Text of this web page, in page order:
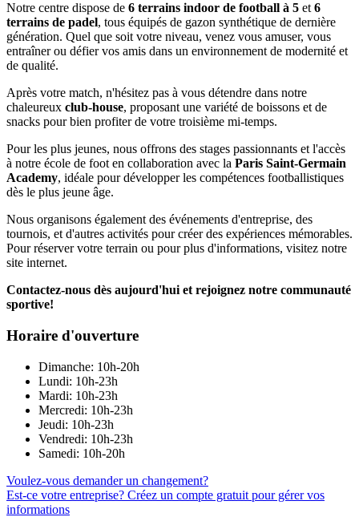
Notre centre dispose de 6 terrains indoor de football à 5 et6
terrains de padel, tous équipés de gazon synthétique de dernière
génération. Quel que soit votre niveau, venez vous amuser, vous
entraîner ou défier vos amis dans un environnement de modernité et
de qualité.
Après votre match, n'hésitez pas à vous détendre dans notre
chaleureux club-house, proposant une variété de boissons et de
snacks pour bien profiter de votre troisième mi-temps.
Pour les plus jeunes, nous offrons des stages passionnants et l'accès
à notre école de foot en collaboration avec la Paris Saint-Germain
Academy, idéale pour développer les compétences footballistiques
dès le plus jeune âge.
Nous organisons également des événements d'entreprise, des
tournois, et d'autres activités pour créer des expériences mémorables.
Pour réserver votre terrain ou pour plus d'informations, visitez notre
site internet.
Contactez-nous dès aujourd'hui et rejoignez notre communauté
sportive!
Horaire d'ouverture
Dimanche: 10h-20h
Lundi: 10h-23h
Mardi: 10h-23h
Mercredi: 10h-23h
Jeudi: 10h-23h
Vendredi: 10h-23h
Samedi: 10h-20h
Voulez-vous demander un changement?
Est-ce votre entreprise? Créez un compte gratuit pour gérer vos
informations